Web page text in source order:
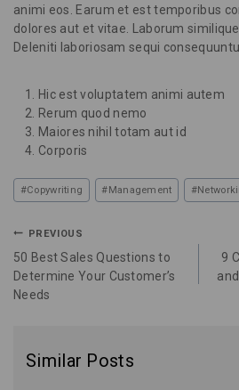
animi eos. Earum et est temporibus
dolores aut et vitae. Laborum
Deleniti laboriosam sequi
Hic est voluptatem animi autem
Rerum quod nemo
Maiores nihil totam aut id
Corporis
#Copywriting #Management #
PREVIOUS
50 Best Sales Questions to
Determine Your Customer’s
Needs
9
Similar Posts